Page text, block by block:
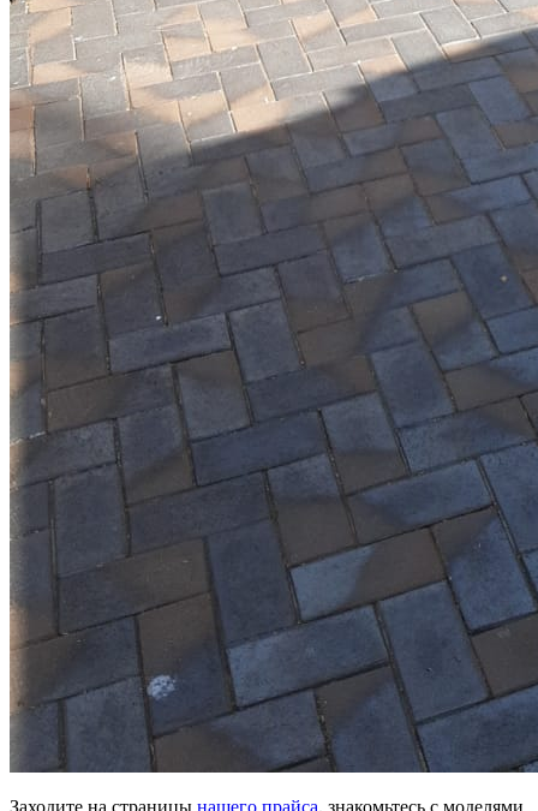
Заходите на страницы нашего прайса, знакомьтесь с моделями